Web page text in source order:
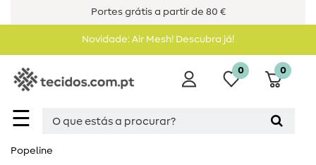
Portes grátis a partir de 80 €
Novidade: Air Mesh! Descubra já!
☰
0 0
Popeline